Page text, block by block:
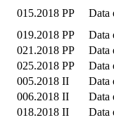
015.2018 PP
Data
019.2018 PP
Data
021.2018 PP
Data
025.2018 PP
Data
005.2018 II
Data
006.2018 II
Data
018.2018 II Data